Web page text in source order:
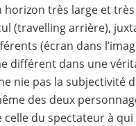
horizon très large et
(travelling arrière),
(écran dans
différent dans une
nie pas la subjectivité
des deux
du spectateur à